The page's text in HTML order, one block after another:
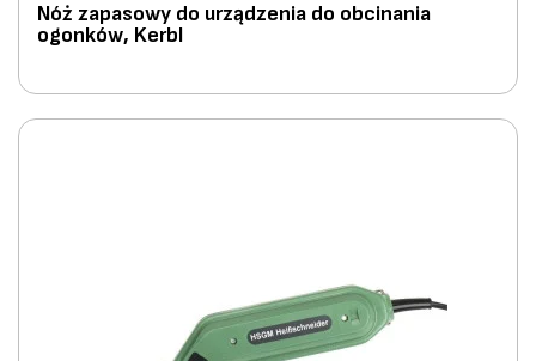
Nóż zapasowy do urządzenia do obcinania
ogonków, Kerbl